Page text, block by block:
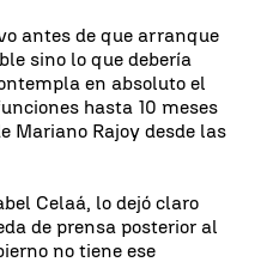
antes de que arranque
sino lo que debería
en absoluto el
hasta 10 meses
Mariano Rajoy desde las
Celaá, lo dejó claro
de prensa posterior al
no tiene ese